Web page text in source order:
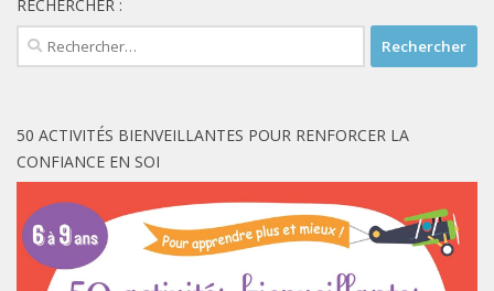
RECHERCHER :
Rechercher :
50 ACTIVITÉS BIENVEILLANTES POUR RENFORCER LA
CONFIANCE EN SOI